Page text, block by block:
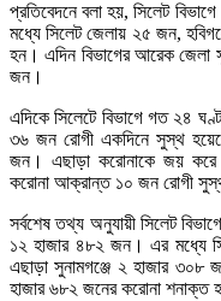
প্রতিবেদনে বলা হয়, সিলেট
মধ্যে সিলেট জেলায় ২৫ জন,
হন। এদিন বিভাগের আরেক জেলা
জন।
এদিকে সিলেটে বিভাগে গত ২৪
৩৬ জন রোগী একদিনে সুস্থ
জন। এছাড়া করোনাকে জয় করে
করোনা আক্রান্ত ১০ জন রোগী
সর্বশেষ তথ্য অনুযায়ী সিলেট
১২ হাজার ৪৮২ জন। এর মধ্যে
এছাড়া সুনামগঞ্জে ২ হাজার ৩০৮
হাজার ৬৮২ জনের করোনা শনাক্ত